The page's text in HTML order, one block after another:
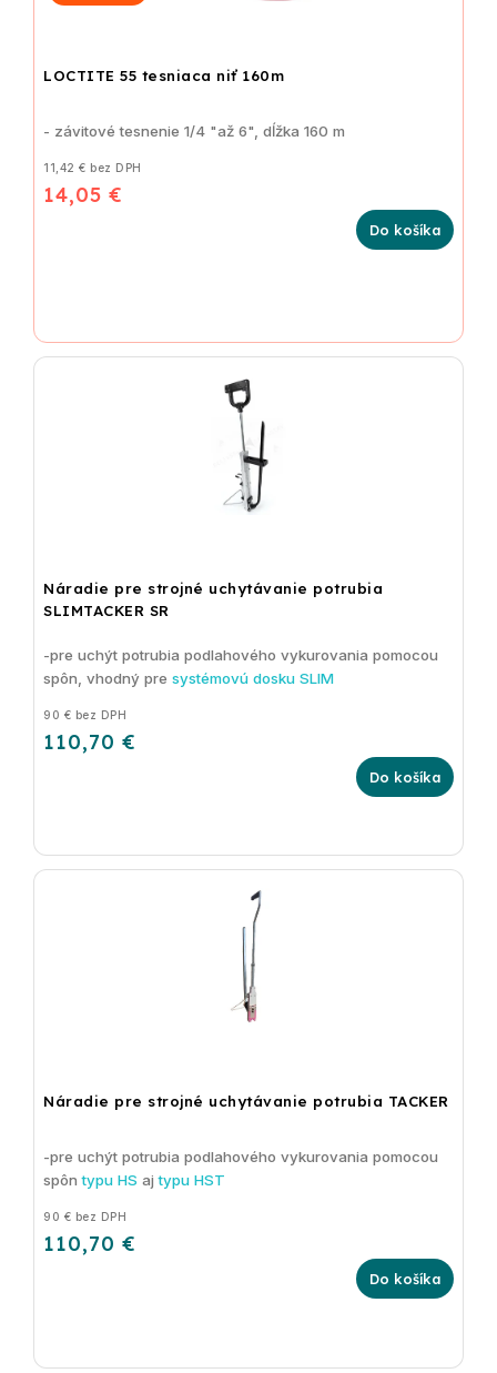
LOCTITE 55 tesniaca niť 160m
11,42 € bez DPH
14,05 €
Do košíka
- závitové tesnenie 1/4 "až 6", dĺžka 160 m
Náradie pre strojné uchytávanie potrubia
SLIMTACKER SR
90 € bez DPH
110,70 €
Do košíka
-pre uchýt potrubia podlahového vykurovania pomocou
spôn, vhodný pre systémovú dosku SLIM
Náradie pre strojné uchytávanie potrubia TACKER
90 € bez DPH
110,70 €
Do košíka
-pre uchýt potrubia podlahového vykurovania pomocou
spôntypu HS ajtypu HST